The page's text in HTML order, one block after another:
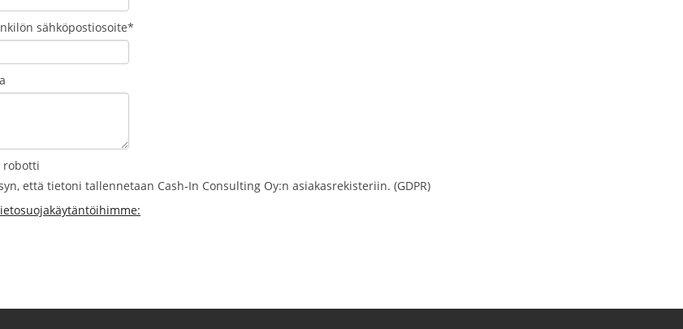
sähköpostiosoite*
robotti
että tietoni tallennetaan Cash-In Consulting Oy:n asiakasrekisteriin. (GDPR)